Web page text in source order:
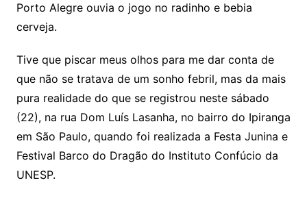
Porto Alegre ouvia o jogo no radinho e bebia
cerveja.
Tive que piscar meus olhos para me dar conta de
que não se tratava de um sonho febril, mas da mais
pura realidade do que se registrou neste sábado
(22), na rua Dom Luís Lasanha, no bairro do Ipiranga
em São Paulo, quando foi realizada a Festa Junina e
Festival Barco do Dragão do Instituto Confúcio da
UNESP.